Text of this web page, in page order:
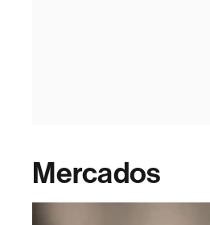
Mercados